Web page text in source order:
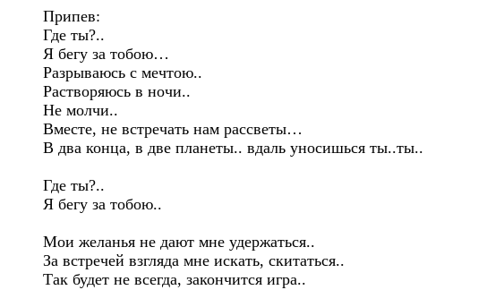
Припев:
Где ты?..
Я бегу за тобою…
Разрываюсь с мечтою..
Растворяюсь в ночи..
Не молчи..
Вместе, не встречать нам рассветы…
В два конца, в две планеты.. вдаль уносишься ты..ты..
Где ты?..
Я бегу за тобою..
Мои желанья не дают мне удержаться..
За встречей взгляда мне искать, скитаться..
Так будет не всегда, закончится игра..